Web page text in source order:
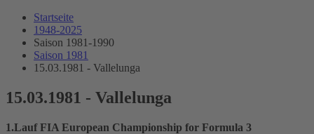
Startseite
1948-2025
Saison 1981-1990
Saison 1981
15.03.1981 - Vallelunga
15.03.1981 - Vallelunga
1.Lauf FIA European Championship for Formula 3